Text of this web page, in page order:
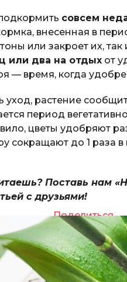
совсем
внесенная в
или закроет их,
или два на отдых от
— время, когда
уход, растение
период
цветы удобряют
сокращают до 1 раза
Поставь нам
с друзьями!
Поделиться